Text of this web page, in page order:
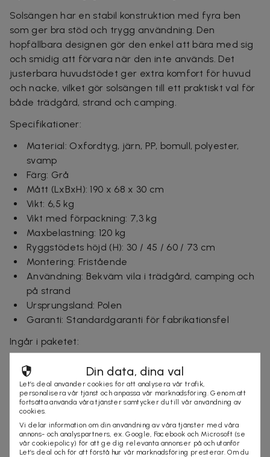
Solsängen har en stabil konstruktion med fyra ben
som ger bra stöd och trygg användning. Den
hopfällbara designen gör den enkel att bära med sig
och smidig att förvara när den inte används. Det
justerbara huvudstödet ger extra komfort för huvud
och nacke, vilket gör solsängen till ett praktiskt val för
både trädgård, strand och camping.
Specifikationer:
Material: Oxfordtyg, järn, PP, bomull, polyester,
svamp
Färg: Grå
Mått (LxBxH): 190 x 68 x 30 cm
Vikt: 6,5 kg
Vikt med förpackning: 7,3 kg
Maxbelastning: 120 kg
Ryggstödets höjd (H): 30 / 45 / 60 / 73 cm
Montering: Fristående
Användning: Bekväm vila i trädgård, camping och
på strand
Ursprungsland: Polen
Garanti: Standardgaranti för fabrikationsfel
Ingår i paketet:
1 st hopfällbar solsäng
1 st dyna
1 st huvudstöd
1 st manual
Leveranstid: 1–3 arbetsdagar
Din data, dina val
Let’s deal använder cookies för att analysera vår trafik,
personalisera vår tjänst och anpassa vår marknadsföring. Genom att
fortsätta använda våra tjänster samtycker du till vår användning av
cookies.
Vi delar information om din användning av våra tjänster med våra
annons- och analyspartners, ex. Google, Facebook och Microsoft (se
vår cookiepolicy) för att ge dig relevanta annonser på och utanför
Let’s deal och för att förstå hur vår marknadsföring presterar. Om du